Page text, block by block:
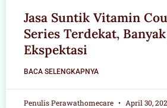
Jasa Suntik Vitamin
Series Terdekat,
Ekspektasi
BACA SELENGKAPNYA
Penulis Perawathomecare April 30,